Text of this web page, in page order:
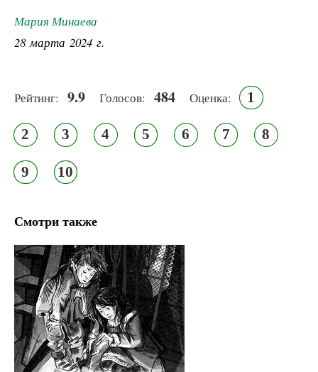
Мария Минаева
28 марта 2024 г.
Рейтинг: 9.9 Голосов: 484 Оценка: 1
2 3 4 5 6 7 8
9 10
Смотри также